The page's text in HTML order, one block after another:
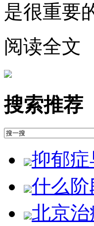
是很重要
阅读全文
搜索推荐
抑郁
什么阶
北京